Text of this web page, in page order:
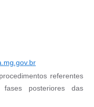
referentes
posteriores das